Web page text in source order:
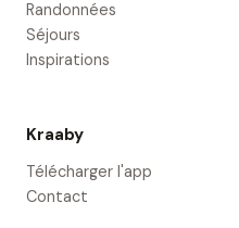
Randonnées
Séjours
Inspirations
Kraaby
Télécharger l'app
Contact